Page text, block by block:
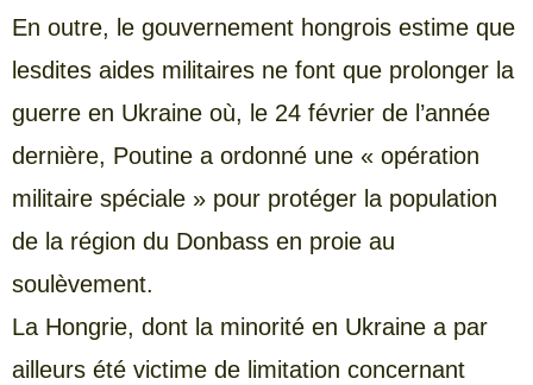
En outre, le gouvernement hongrois estime que
lesdites aides militaires ne font que prolonger la
guerre en Ukraine où, le 24 février de l’année
dernière, Poutine a ordonné une « opération
militaire spéciale » pour protéger la population
de la région du Donbass en proie au
soulèvement.
La Hongrie, dont la minorité en Ukraine a par
ailleurs été victime de limitation concernant